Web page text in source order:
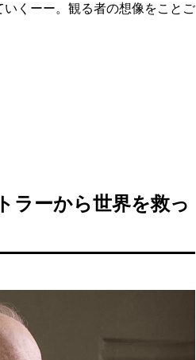
くーー。観る者の想像をことご
ラーから世界を救っ